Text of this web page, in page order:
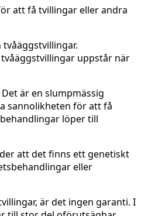
att få tvillingar eller andra
uppstår när
är en slumpmässig
sannolikheten för att få
löper till
att det finns ett genetiskt
eller
är det ingen garanti. I